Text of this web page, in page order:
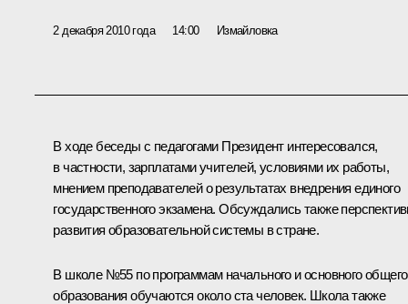
2 декабря 2010 года 14:00 Измайловка
В ходе беседы с педагогами Президент интересовался,
в частности, зарплатами учителей, условиями их работы,
мнением преподавателей о результатах внедрения единого
государственного экзамена. Обсуждались также
развития образовательной системы в стране.
В школе №55 по программам начального и основного общего
образования обучаются около ста человек. Школа также